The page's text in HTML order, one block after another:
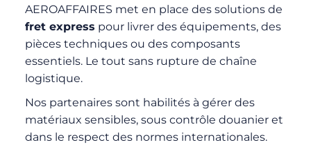
AEROAFFAIRES met en place des solutions de
fret express pour livrer des équipements, des
pièces techniques ou des composants
essentiels. Le tout sans rupture de chaîne
logistique.
Nos partenaires sont habilités à gérer des
matériaux sensibles, sous contrôle douanier et
dans le respect des normes internationales.